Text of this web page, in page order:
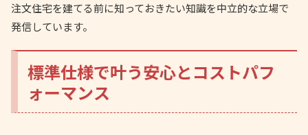
注文住宅を建てる前に知っておきたい知識を中立的な立場で
発信しています。
標準仕様で叶う安心とコストパフ
ォーマンス